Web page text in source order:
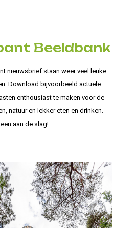
Beeldbank
nieuwsbrief staan weer veel leuke
Download bijvoorbeeld actuele
enthousiast te maken voor de
natuur en lekker eten en drinken.
aan de slag!